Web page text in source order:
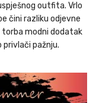
outfita. Vrlo
čini razliku odjevne
modni dodatak
privlači pažnju.